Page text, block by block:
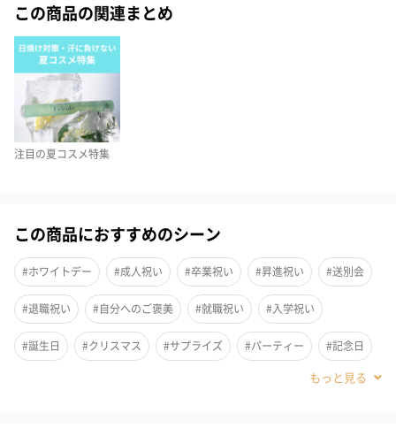
４色それぞれに最適な輝きをもたらすパールを配合し、ナチュラ
ルなツヤを実現。
発色を主体とする着色パールと角度により表情を変える干渉パー
ルの黄金バランスで
ふんわりと透けるヴェールカラーでありながら、色づきがロング
ラスティング。
量の調整をしやすいポンプ式を採用した丸いボトルもコロンとキ
ュートな一品です。
ご使用方法
よく振ってからご使用ください。
この商品の関連まとめ
注目の夏コスメ特集
この商品におすすめのシーン
#ホワイトデー #成人祝い #卒業祝い #昇進祝い #送別会
#退職祝い #自分へのご褒美 #就職祝い #入学祝い
#誕生日 #クリスマス #サプライズ #パーティー #記念日
#女子高校生